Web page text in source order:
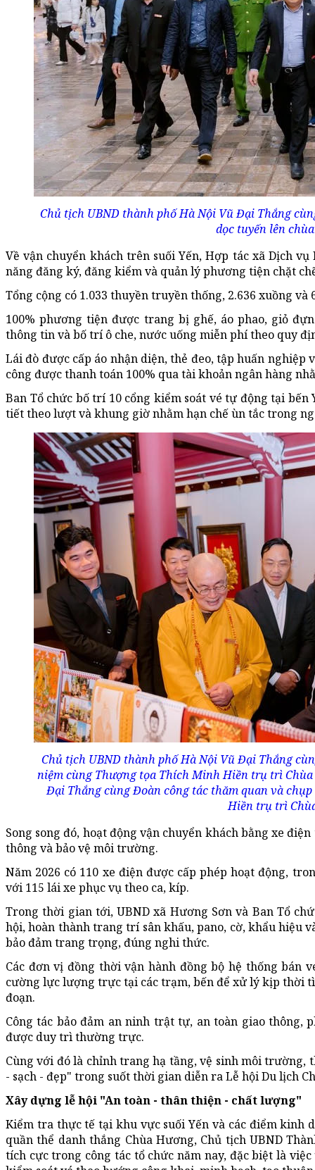
Chủ tịch UBND thành phố Hà Nội Vũ Đại Thắng
dọc tuyến lên
Về vận chuyển khách trên suối Yến, Hợp tác xã Dịch
năng đăng ký, đăng kiểm và quản lý phương tiện chặt
Tổng cộng có 1.033 thuyền truyền thống, 2.636 xuồng
100% phương tiện được trang bị ghế, áo phao, giỏ
thông tin và bố trí ô che, nước uống miễn phí theo quy
Lái đò được cấp áo nhận diện, thẻ đeo, tập huấn
công được thanh toán 100% qua tài khoản ngân hàng
Ban Tổ chức bố trí 10 cổng kiểm soát vé tự động tại bến
tiết theo lượt và khung giờ nhằm hạn chế ùn tắc trong
Chủ tịch UBND thành phố Hà Nội Vũ Đại Thắng
niệm cùng Thượng tọa Thích Minh Hiền trụ trì
Đại Thắng cùng Đoàn công tác thăm quan và
Hiền trụ trì
Song song đó, hoạt động vận chuyển khách bằng xe
thông và bảo vệ môi trường.
Năm 2026 có 110 xe điện được cấp phép hoạt động,
với 115 lái xe phục vụ theo ca, kíp.
Trong thời gian tới, UBND xã Hương Sơn và Ban Tổ
hội, hoàn thành trang trí sân khấu, pano, cờ, khẩu hiệu
bảo đảm trang trọng, đúng nghi thức.
Các đơn vị đồng thời vận hành đồng bộ hệ thống bán
cường lực lượng trực tại các trạm, bến để xử lý kịp thời
đoạn.
Công tác bảo đảm an ninh trật tự, an toàn giao thông,
được duy trì thường trực.
Cùng với đó là chỉnh trang hạ tầng, vệ sinh môi trường,
- sạch - đẹp" trong suốt thời gian diễn ra Lễ hội Du lịch
Xây dựng lễ hội "An toàn - thân thiện - chất lượng"
Kiểm tra thực tế tại khu vực suối Yến và các điểm kinh
quần thể danh thắng Chùa Hương, Chủ tịch UBND
tích cực trong công tác tổ chức năm nay, đặc biệt là